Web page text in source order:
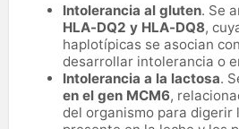
Intolerancia al gluten. Se
HLA-DQ2 y HLA-DQ8,
haplotípicas se asocian
desarrollar intolerancia o
Intolerancia a la lactosa.
en el gen MCM6,
del organismo para digerir